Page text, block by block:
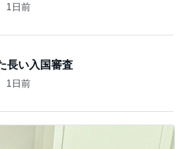
1日前
長い入国審査
1日前